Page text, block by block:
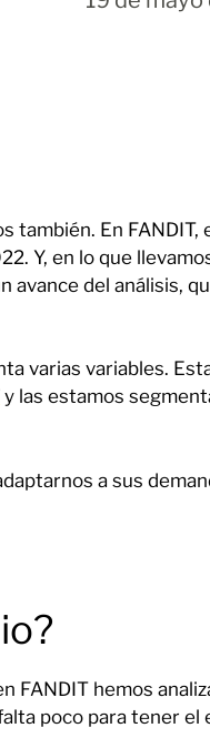
también. En
Y, en lo que
avance del análisis,
varias variables.
y las estamos
a sus
FANDIT hemos
poco para tener